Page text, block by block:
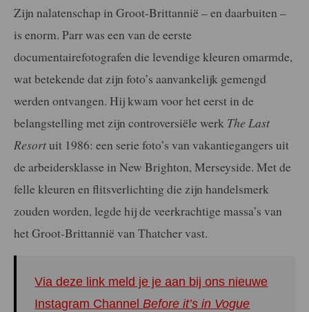
Zijn nalatenschap in Groot-Brittannië – en daarbuiten –
is enorm. Parr was een van de eerste
documentairefotografen die levendige kleuren omarmde,
wat betekende dat zijn foto’s aanvankelijk gemengd
werden ontvangen. Hij kwam voor het eerst in de
belangstelling met zijn controversiële werk The Last
Resortuit 1986: een serie foto’s van vakantiegangers uit
de arbeidersklasse in New Brighton, Merseyside. Met de
felle kleuren en flitsverlichting die zijn handelsmerk
zouden worden, legde hij de veerkrachtige massa’s van
het Groot-Brittannië van Thatcher vast.
Via deze link meld je je aan bij ons nieuwe
Instagram ChannelBefore it’s in Vogue